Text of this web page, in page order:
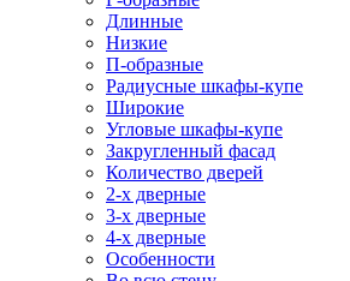
Длинные
Низкие
П-образные
Радиусные шкафы-купе
Широкие
Угловые шкафы-купе
Закругленный фасад
Количество дверей
2-х дверные
3-х дверные
4-х дверные
Особенности